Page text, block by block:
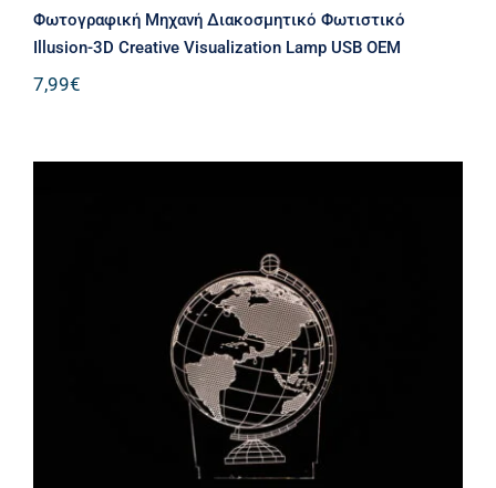
Φωτογραφική Μηχανή Διακοσμητικό Φωτιστικό
Illusion-3D Creative Visualization Lamp USB ΟΕΜ
7,99€
Υδρόγειος Διακοσμητικό Φωτιστικό
Illusion- 3D Creative Visualization
Lamp USB ΟΕΜ